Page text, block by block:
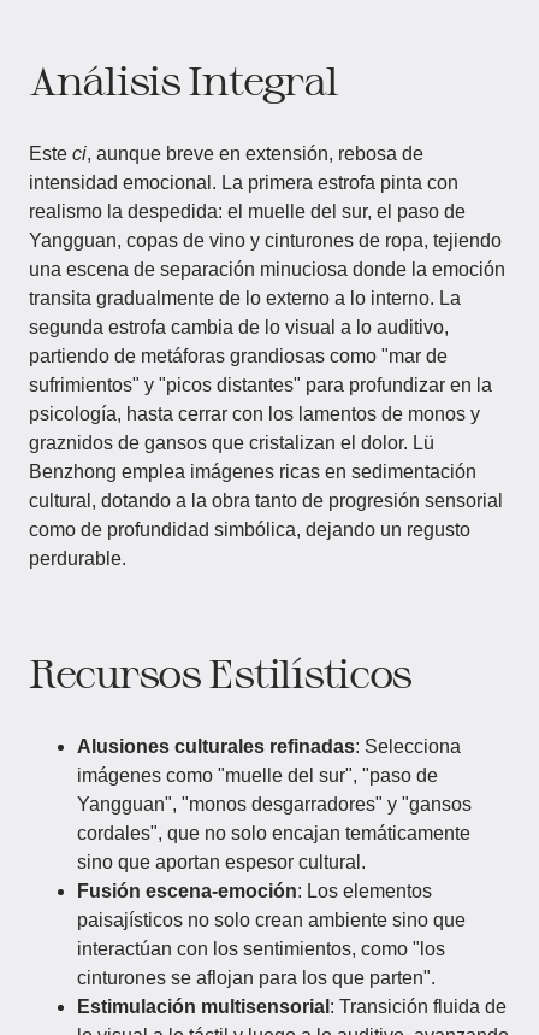
Análisis Integral
Este ci, aunque breve en extensión, rebosa de
intensidad emocional. La primera estrofa pinta con
realismo la despedida: el muelle del sur, el paso de
Yangguan, copas de vino y cinturones de ropa, tejiendo
una escena de separación minuciosa donde la emoción
transita gradualmente de lo externo a lo interno. La
segunda estrofa cambia de lo visual a lo auditivo,
partiendo de metáforas grandiosas como "mar de
sufrimientos" y "picos distantes" para profundizar en la
psicología, hasta cerrar con los lamentos de monos y
graznidos de gansos que cristalizan el dolor. Lü
Benzhong emplea imágenes ricas en sedimentación
cultural, dotando a la obra tanto de progresión sensorial
como de profundidad simbólica, dejando un regusto
perdurable.
Recursos Estilísticos
Alusiones culturales refinadas: Selecciona
imágenes como "muelle del sur", "paso de
Yangguan", "monos desgarradores" y "gansos
cordales", que no solo encajan temáticamente
sino que aportan espesor cultural.
Fusión escena-emoción: Los elementos
paisajísticos no solo crean ambiente sino que
interactúan con los sentimientos, como "los
cinturones se aflojan para los que parten".
Estimulación multisensorial : Transición fluida de